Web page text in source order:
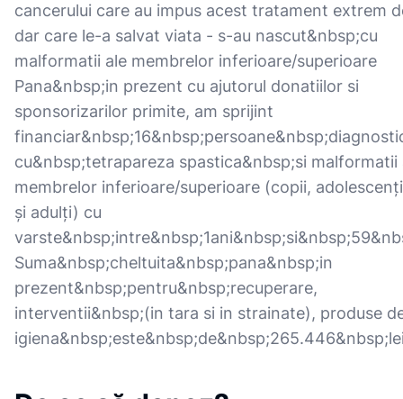
cancerului care au impus acest tratament extrem
dar care le-a salvat viata - s-au nascut&nbsp;cu
malformatii ale membrelor inferioare/superioare
Pana&nbsp;in prezent cu ajutorul donatiilor si
sponsorizarilor primite, am sprijint
cu&nbsp;tetrapareza spastica&nbsp;si malformatii
membrelor inferioare/superioare (copii,
și adulți) cu
Suma&nbsp;cheltuita&nbsp;pana&nbsp;in
prezent&nbsp;pentru&nbsp;recuperare,
interventii&nbsp;(in tara si in strainate), produse